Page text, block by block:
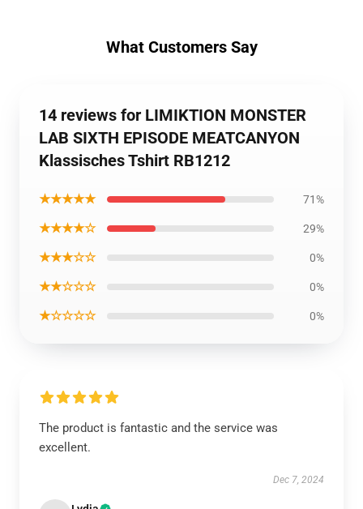
What Customers Say
14 reviews for LIMIKTION MONSTER
LAB SIXTH EPISODE MEATCANYON
Klassisches Tshirt RB1212
★★★★★ 71%
★★★★☆ 29%
★★★☆☆ 0%
★★☆☆☆ 0%
★☆☆☆☆ 0%
The product is fantastic and the service was
excellent.
Dec 7, 2024